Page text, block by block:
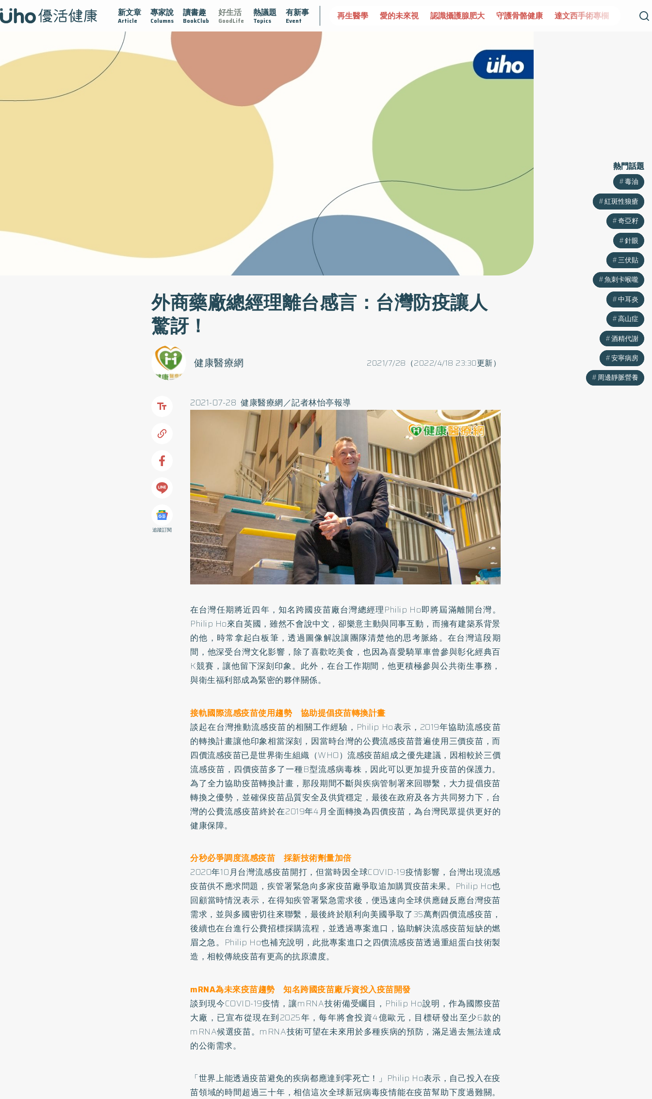
新文章
Article
專家說
Columns
讀書趣
BookClub
好生活
GoodLife
熱議題
Topics
有新事
Event
手術專欄 2025植牙指南 漸凍不孤單 愛不沾黏 守護腺在 疫情保衛戰 再生醫學 愛的未來視 認識攝護腺肥大 守護骨骼健康 達文西手術專欄 2025植牙指南 漸
外商藥廠總經理離台感言：台灣防疫讓人
驚訝！
2021/7/28（2022/4/18 23:30更新）
健康醫療網
追蹤訂閱
2021-07-28 健康醫療網／記者林怡亭報導
在台灣任期將近四年，知名跨國疫苗廠台灣總經理Philip Ho即將屆滿離開台灣。
Philip Ho來自英國，雖然不會說中文，卻樂意主動與同事互動，而擁有建築系背景
的他，時常拿起白板筆，透過圖像解說讓團隊清楚他的思考脈絡。在台灣這段期
間，他深受台灣文化影響，除了喜歡吃美食，也因為喜愛騎單車曾參與彰化經典百
K競賽，讓他留下深刻印象。此外，在台工作期間，他更積極參與公共衛生事務，
與衛生福利部成為緊密的夥伴關係。
接軌國際流感疫苗使用趨勢 協助提倡疫苗轉換計畫
談起在台灣推動流感疫苗的相關工作經驗，Philip Ho表示，2019年協助流感疫苗
的轉換計畫讓他印象相當深刻，因當時台灣的公費流感疫苗普遍使用三價疫苗，而
四價流感疫苗已是世界衛生組織（WHO）流感疫苗組成之優先建議，因相較於三價
流感疫苗，四價疫苗多了一種B型流感病毒株，因此可以更加提升疫苗的保護力。
為了全力協助疫苗轉換計畫，那段期間不斷與疾病管制署來回聯繫，大力提倡疫苗
轉換之優勢，並確保疫苗品質安全及供貨穩定，最後在政府及各方共同努力下，台
灣的公費流感疫苗終於在2019年4月全面轉換為四價疫苗，為台灣民眾提供更好的
健康保障。
分秒必爭調度流感疫苗 採新技術劑量加倍
2020年10月台灣流感疫苗開打，但當時因全球COVID-19疫情影響，台灣出現流感
疫苗供不應求問題，疾管署緊急向多家疫苗廠爭取追加購買疫苗未果。Philip Ho也
回顧當時情況表示，在得知疾管署緊急需求後，便迅速向全球供應鏈反應台灣疫苗
需求，並與多國密切往來聯繫，最後終於順利向美國爭取了35萬劑四價流感疫苗，
後續也在台進行公費招標採購流程，並透過專案進口，協助解決流感疫苗短缺的燃
眉之急。Philip Ho也補充說明，此批專案進口之四價流感疫苗透過重組蛋白技術製
造，相較傳統疫苗有更高的抗原濃度。
mRNA為未來疫苗趨勢 知名跨國疫苗廠斥資投入疫苗開發
談到現今COVID-19疫情，讓mRNA技術備受矚目，Philip Ho說明，作為國際疫苗
大廠，已宣布從現在到2025年，每年將會投資4億歐元，目標研發出至少6款的
mRNA候選疫苗。mRNA技術可望在未來用於多種疾病的預防，滿足過去無法達成
的公衛需求。
「世界上能透過疫苗避免的疾病都應達到零死亡！」Philip Ho表示，自己投入在疫
苗領域的時間超過三十年，相信這次全球新冠病毒疫情能在疫苗幫助下度過難關。
熱門話題
毒油
紅斑性狼瘡
奇亞籽
針眼
三伏貼
魚刺卡喉嚨
中耳炎
高山症
酒精代謝
安寧病房
周邊靜脈營養
熱門話題
毒油
紅斑性狼瘡
奇亞籽
針眼
三伏貼
魚刺卡喉嚨
中耳炎
高山症
酒精代謝
安寧病房
周邊靜脈營養